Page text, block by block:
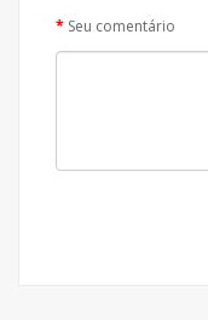
Seu comentário